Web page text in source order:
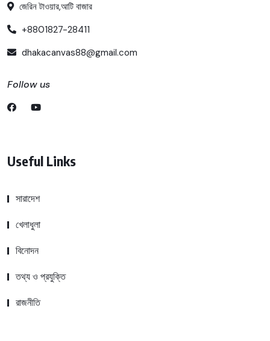
জেরিন টাওয়ার,আটি বাজার
+8801827-28411
dhakacanvas88@gmail.com
Follow us
Useful Links
সারাদেশ
খেলাধুলা
বিনোদন
তথ্য ও প্রযুক্তি
রাজনীতি